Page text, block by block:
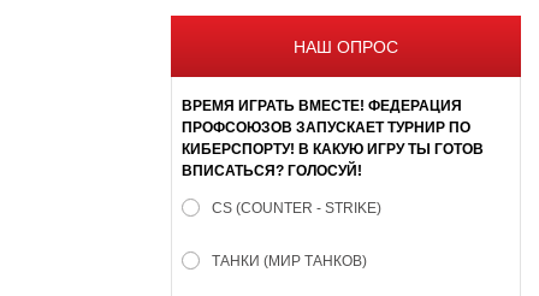
НАШ ОПРОС
ВРЕМЯ ИГРАТЬ ВМЕСТЕ! ФЕДЕРАЦИЯ
ПРОФСОЮЗОВ ЗАПУСКАЕТ ТУРНИР ПО
КИБЕРСПОРТУ! В КАКУЮ ИГРУ ТЫ ГОТОВ
ВПИСАТЬСЯ? ГОЛОСУЙ!
CS (COUNTER - STRIKE)
ТАНКИ (МИР ТАНКОВ)